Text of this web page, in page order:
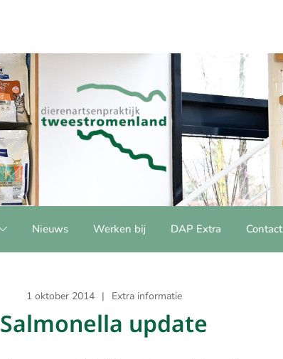
Nieuws Werken bij DAP Extra Contact
1 oktober 2014 Extra informatie
Salmonella update